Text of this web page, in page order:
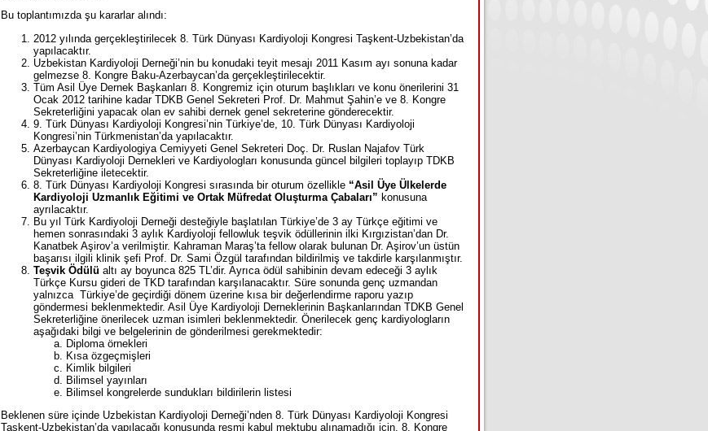
Bu toplantımızda şu kararlar alındı:
2012 yılında gerçekleştirilecek 8. Türk Dünyası Kardiyoloji Kongresi Taşkent-Uzbekistan’da
yapılacaktır.
Uzbekistan Kardiyoloji Derneği’nin bu konudaki teyit mesajı 2011 Kasım ayı sonuna kadar
gelmezse 8. Kongre Baku-Azerbaycan’da gerçekleştirilecektir.
Tüm Asil Üye Dernek Başkanları 8. Kongremiz için oturum başlıkları ve konu önerilerini 31
Ocak 2012 tarihine kadar TDKB Genel Sekreteri Prof. Dr. Mahmut Şahin’e ve 8. Kongre
Sekreterliğini yapacak olan ev sahibi dernek genel sekreterine gönderecektir.
9. Türk Dünyası Kardiyoloji Kongresi’nin Türkiye’de, 10. Türk Dünyası Kardiyoloji
Kongresi’nin Türkmenistan’da yapılacaktır.
Azerbaycan Kardiyologiya Cemiyyeti Genel Sekreteri Doç. Dr. Ruslan Najafov Türk
Dünyası Kardiyoloji Dernekleri ve Kardiyologları konusunda güncel bilgileri toplayıp TDKB
Sekreterliğine iletecektir.
8. Türk Dünyası Kardiyoloji Kongresi sırasında bir oturum özellikle “Asil Üye Ülkelerde
Kardiyoloji Uzmanlık Eğitimi ve Ortak Müfredat Oluşturma Çabaları” konusuna
ayrılacaktır.
Bu yıl Türk Kardiyoloji Derneği desteğiyle başlatılan Türkiye’de 3 ay Türkçe eğitimi ve
hemen sonrasındaki 3 aylık Kardiyoloji fellowluk teşvik ödüllerinin ilki Kırgızistan’dan Dr.
Kanatbek Aşirov’a verilmiştir. Kahraman Maraş’ta fellow olarak bulunan Dr. Aşirov’un üstün
başarısı ilgili klinik şefi Prof. Dr. Sami Özgül tarafından bildirilmiş ve takdirle karşılanmıştır.
Teşvik Ödülü altı ay boyunca 825 TL’dir. Ayrıca ödül sahibinin devam edeceği 3 aylık
Türkçe Kursu gideri de TKD tarafından karşılanacaktır. Süre sonunda genç uzmandan
yalnızca Türkiye’de geçirdiği dönem üzerine kısa bir değerlendirme raporu yazıp
göndermesi beklenmektedir. Asil Üye Kardiyoloji Derneklerinin Başkanlarından TDKB Genel
Sekreterliğine önerilecek uzman isimleri beklenmektedir. Önerilecek genç kardiyologların
aşağıdaki bilgi ve belgelerinin de gönderilmesi gerekmektedir:
Diploma örnekleri
Kısa özgeçmişleri
Kimlik bilgileri
Bilimsel yayınları
Bilimsel kongrelerde sundukları bildirilerin listesi
Beklenen süre içinde Uzbekistan Kardiyoloji Derneği’nden 8. Türk Dünyası Kardiyoloji Kongresi
Taşkent-Uzbekistan’da yapılacağı konusunda resmi kabul mektubu alınamadığı için, 8. Kongre